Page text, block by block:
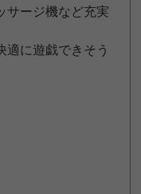
サージ機など充実
適に遊戯できそう